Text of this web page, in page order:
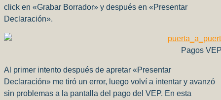
click en «Grabar Borrador» y después en «Presentar
Declaración».
Pagos
Al primer intento después de apretar «Presentar
Declaración» me tiró un error, luego volví a intentar y avanzó
sin problemas a la pantalla del pago del VEP. En esta